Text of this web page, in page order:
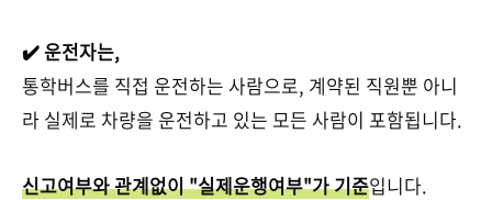
✔️ 운전자는,
통학버스를 직접 운전하는 사람으로, 계약된 직원뿐 아니
라 실제로 차량을 운전하고 있는 모든 사람이 포함됩니다.
신고여부와 관계없이 "실제운행여부"가 기준입니다.